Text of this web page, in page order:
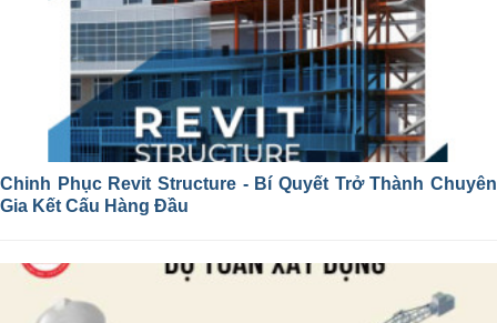
Chinh Phục Revit Structure - Bí Quyết Trở Thành Chuyên
Gia Kết Cấu Hàng Đầu